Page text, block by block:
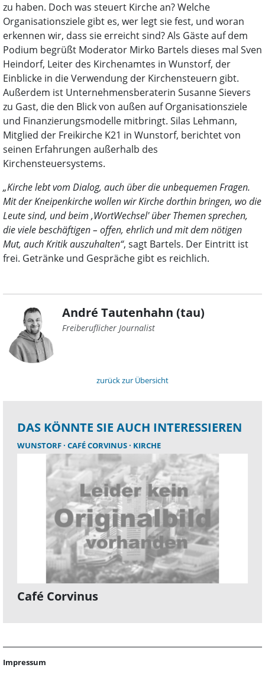
zu haben. Doch was steuert Kirche an? Welche
Organisationsziele gibt es, wer legt sie fest, und woran
erkennen wir, dass sie erreicht sind? Als Gäste auf dem
Podium begrüßt Moderator Mirko Bartels dieses mal Sven
Heindorf, Leiter des Kirchenamtes in Wunstorf, der
Einblicke in die Verwendung der Kirchensteuern gibt.
Außerdem ist Unternehmensberaterin Susanne Sievers
zu Gast, die den Blick von außen auf Organisationsziele
und Finanzierungsmodelle mitbringt. Silas Lehmann,
Mitglied der Freikirche K21 in Wunstorf, berichtet von
seinen Erfahrungen außerhalb des
Kirchensteuersystems.
„Kirche lebt vom Dialog, auch über die unbequemen Fragen.
Mit der Kneipenkirche wollen wir Kirche dorthin bringen, wo die
Leute sind, und beim ,WortWechsel' über Themen sprechen,
die viele beschäftigen – offen, ehrlich und mit dem nötigen
Mut, auch Kritik auszuhalten“, sagt Bartels. Der Eintritt ist
frei. Getränke und Gespräche gibt es reichlich.
André Tautenhahn (tau)
Freiberuflicher Journalist
zurück zur Übersicht
DAS KÖNNTE SIE AUCH INTERESSIEREN
WUNSTORF CAFÉ CORVINUS KIRCHE
Café Corvinus
Impressum